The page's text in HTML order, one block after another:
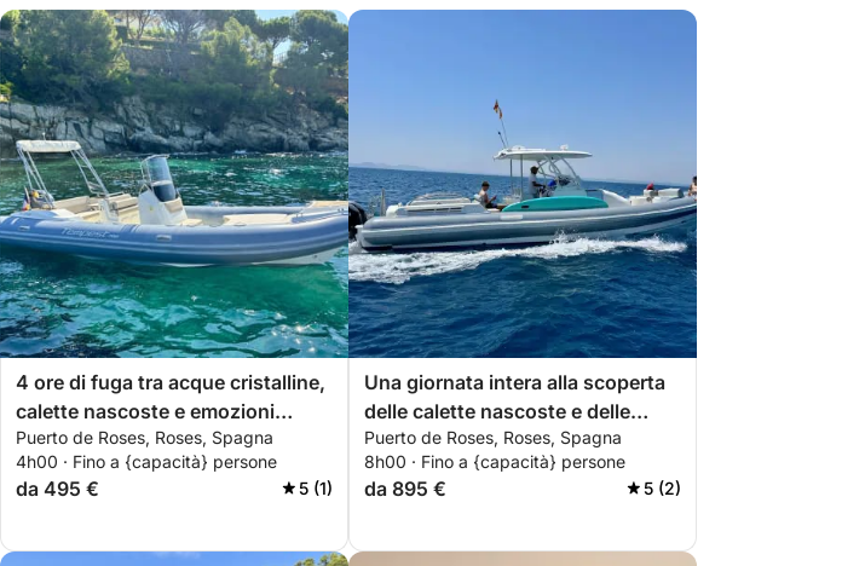
4 ore di fuga tra acque cristalline,
calette nascoste e emozioni
costiere
Puerto de Roses, Roses, Spagna
4h00 · Fino a {capacità} persone
da 495 € 5 (1)
Una giornata intera alla scoperta
delle calette nascoste e delle
acque cristalline della Costa
Brava.
Puerto de Roses, Roses, Spagna
8h00 · Fino a {capacità} persone
da 895 € 5 (2)